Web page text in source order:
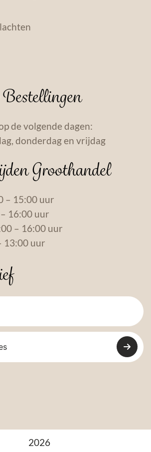
de volgende dagen:
donderdag en vrijdag
Groothandel
– 15:00 uur
16:00 uur
– 16:00 uur
13:00 uur
2026